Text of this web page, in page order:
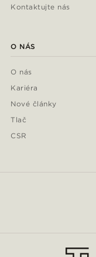
Kontaktujte nás
O NÁS
O nás
Kariéra
Nové články
Tlač
CSR